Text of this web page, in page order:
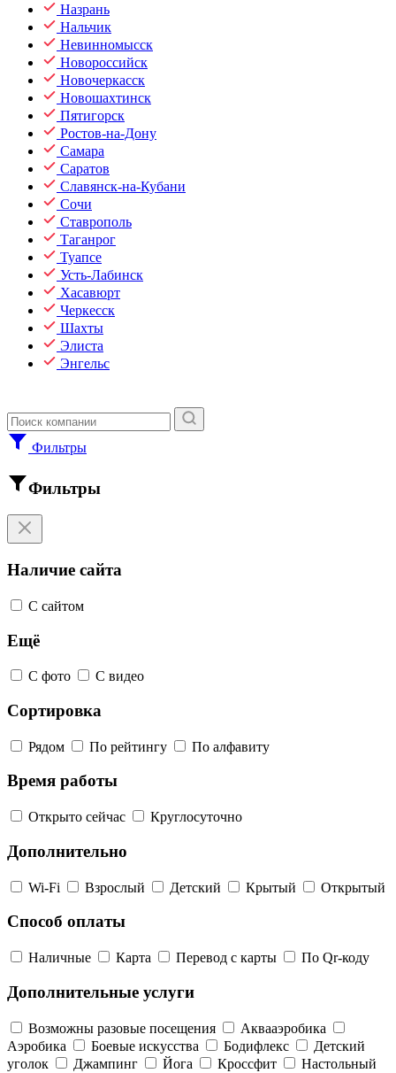
Назрань
Нальчик
Невинномысск
Новороссийск
Новочеркасск
Новошахтинск
Пятигорск
Ростов-на-Дону
Самара
Саратов
Славянск-на-Кубани
Сочи
Ставрополь
Таганрог
Туапсе
Усть-Лабинск
Хасавюрт
Черкесск
Шахты
Элиста
Энгельс
Фильтры
Фильтры
Наличие сайта
С сайтом
Ещё
С фото С видео
Сортировка
Рядом По рейтингу По алфавиту
Время работы
Открыто сейчас Круглосуточно
Дополнительно
Wi-Fi Взрослый Детский Крытый Открытый
Способ оплаты
Наличные Карта Перевод с карты По Qr-коду
Дополнительные услуги
Возможны разовые посещения
Аквааэробика
Аэробика
Боевые искусства Бодифлекс
Детский
уголок
Джампинг Йога Кроссфит
Настольный